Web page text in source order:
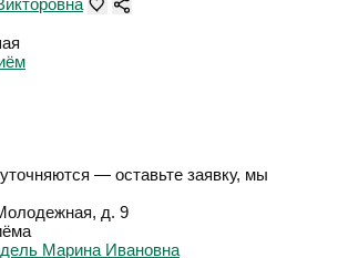
— оставьте заявку, мы
д. 9